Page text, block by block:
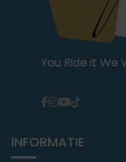
You Ride it We
INFORMATIE